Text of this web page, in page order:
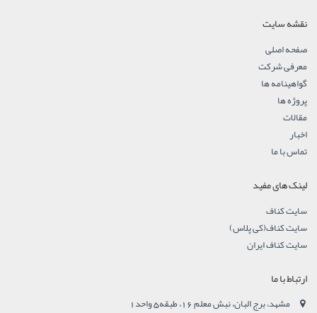
نقشه سایت
صفحه اصلی
معرفی شرکت
گواهینامه ها
پروژه ها
مقالات
اخبار
تماس با ما
لینک های مفید
سایت کناف
سایت کناف(کی پلاس)
سایت کناف ایران
ارتباط با ما
مشهد، برج البان، نبش معلم 16، طبقه5 واحد1